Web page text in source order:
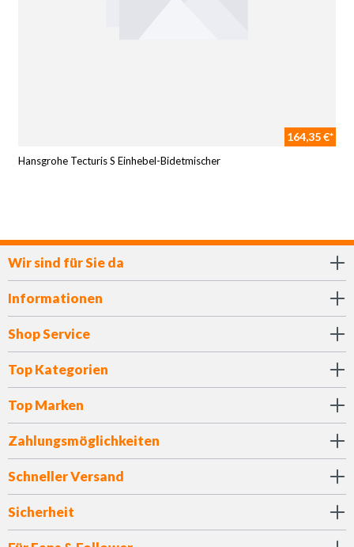
164,35 €*
Hansgrohe Tecturis S Einhebel-Bidetmischer
Wir sind für Sie da
Informationen
Shop Service
Top Kategorien
Top Marken
Zahlungsmöglichkeiten
Schneller Versand
Sicherheit